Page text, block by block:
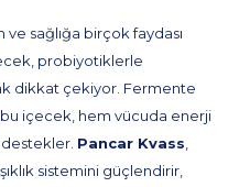
sağlığa birçok faydası
probiyotiklerle
dikkat çekiyor. Fermente
içecek, hem vücuda enerji
Pancar Kvass
sistemini güçlendirir,